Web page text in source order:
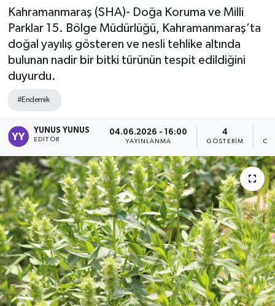
Kahramanmaraş (SHA)- Doğa Koruma ve Milli
Parklar 15. Bölge Müdürlüğü, Kahramanmaraş’ta
doğal yayılış gösteren ve nesli tehlike altında
bulunan nadir bir bitki türünün tespit edildiğini
duyurdu.
#Endemik
YUNUS YUNUS
EDITÖR
04.06.2026 - 16:00
YAYINLANMA
4
GÖSTERIM